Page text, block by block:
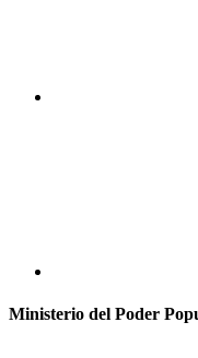
Ministerio del Poder